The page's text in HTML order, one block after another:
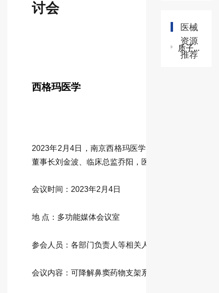
讨会
西格玛医学
2023年2月4日，南京西格玛医学在多功能媒体会议
董事长刘金波、临床总监乔阳，医学经理等相关人员
会议时间：2023年2月4日
地 点：多功能媒体会议室
参会人员：各部门负责人等相关人员
会议内容：可降解鼻窦药物支架系统临床试验技术研
医械
资源
推荐
质子/碳离子治疗系统技术审查指导原则